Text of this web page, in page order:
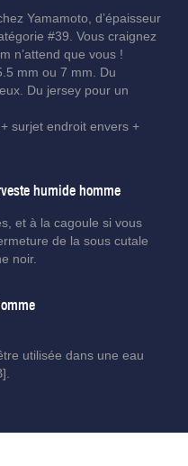
Yamamoto, d’épaisseur
#39. Vous craignez
n’attend que vous !
mm ou 7 mm. Du
Du jersey pour un
surjet endroit envers +
humide homme
et à la cagoule si vous
de la sous cutale
noir.
utilisée dans une eau